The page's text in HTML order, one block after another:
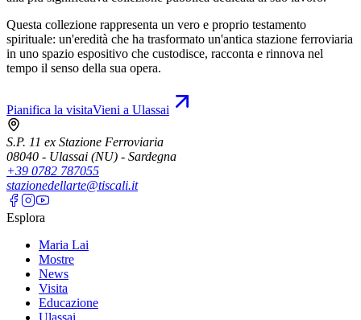
Questa collezione rappresenta un vero e proprio testamento
spirituale: un'eredità che ha trasformato un'antica stazione ferroviaria
in uno spazio espositivo che custodisce, racconta e rinnova nel
tempo il senso della sua opera.
Pianifica la visitaVieni a Ulassai
S.P. 11 ex Stazione Ferroviaria
08040 - Ulassai (NU) - Sardegna
+39 0782 787055
stazionedellarte@tiscali.it
Esplora
Maria Lai
Mostre
News
Visita
Educazione